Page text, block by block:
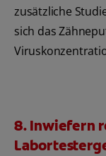
zusätzliche
sich das
8. Inwiefern